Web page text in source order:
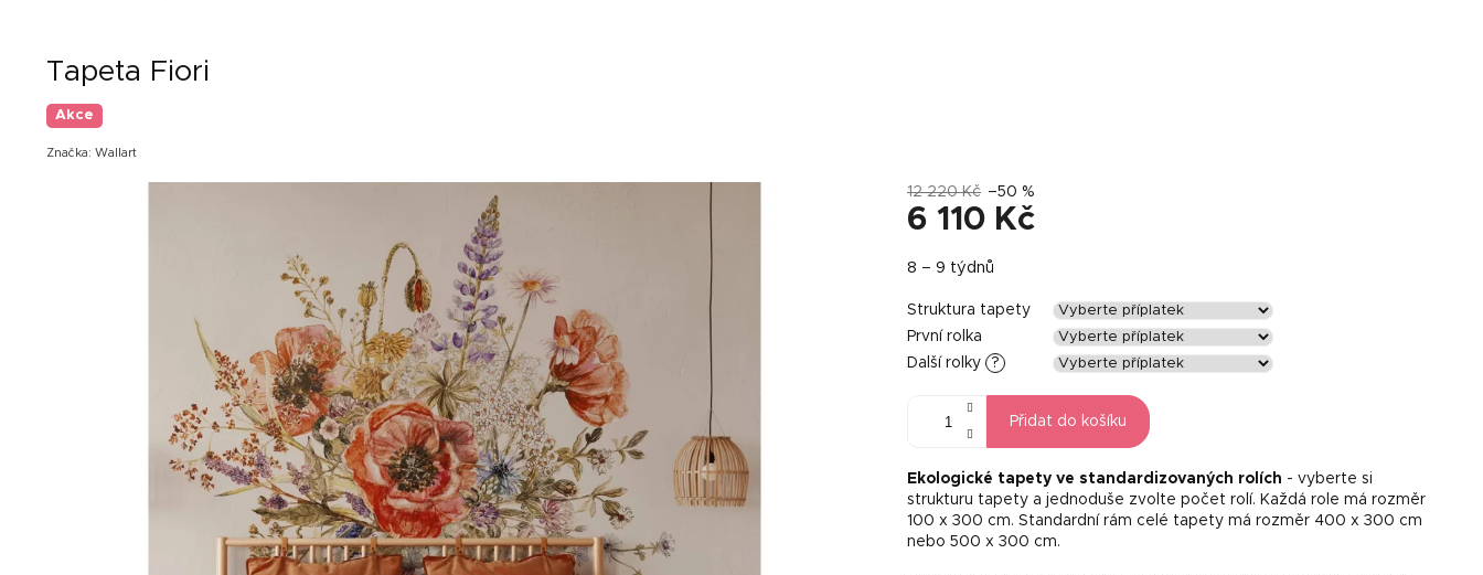
Tapeta Fiori
Akce
Značka: Wallart
12 220 Kč –50 %
6 110 Kč
cena:
8 – 9 týdnů
Struktura tapety
První rolka
Další rolky
?
Přidat do košíku
Ekologické tapety ve standardizovaných rolích - vyberte si
strukturu tapety a jednoduše zvolte počet rolí. Každá role má rozměr
100 x 300 cm. Standardní rám celé tapety má rozměr 400 x 300 cm
nebo 500 x 300 cm.